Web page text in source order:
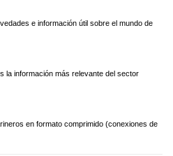
e información útil sobre el mundo de
la información más relevante del sector
en formato comprimido (conexiones de